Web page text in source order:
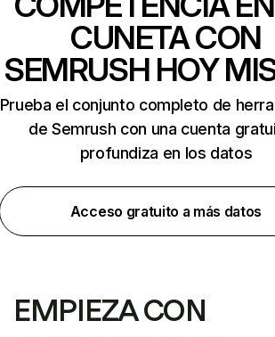
CUNETA CON
SEMRUSH HOY
Prueba el conjunto completo de
de Semrush con una cuenta
profundiza en los datos
Acceso gratuito a más datos
EMPIEZA CON